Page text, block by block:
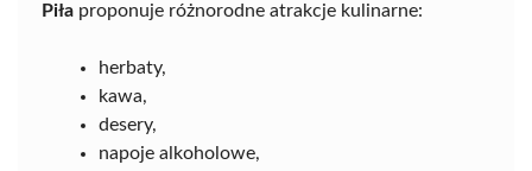
Piła proponuje różnorodne atrakcje kulinarne:
herbaty,
kawa,
desery,
napoje alkoholowe,